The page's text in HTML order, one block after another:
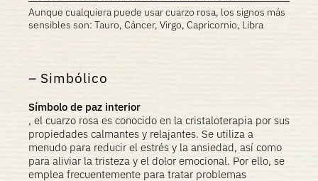
Aunque cualquiera puede usar cuarzo rosa, los signos más
sensibles son: Tauro, Cáncer, Virgo, Capricornio, Libra
Simbólico
Símbolo de paz interior
, el cuarzo rosa es conocido en la cristaloterapia por sus
propiedades calmantes y relajantes. Se utiliza a
menudo para reducir el estrés y la ansiedad, así como
para aliviar la tristeza y el dolor emocional. Por ello, se
emplea frecuentemente para tratar problemas